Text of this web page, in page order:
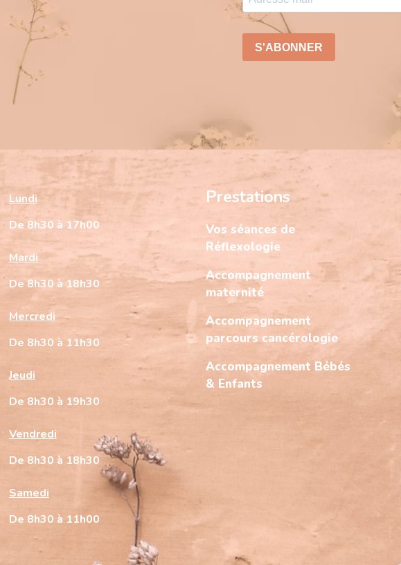
Lundi
De 8h30 à 17h00
Mardi
De 8h30 à 18h30
Mercredi
De 8h30 à 11h30
Jeudi
De 8h30 à 19h30
Vendredi
De 8h30 à 18h30
Samedi
De 8h30 à 11h00
Prestations
Vos séances de
Réflexologie
Accompagnement
maternité
Accompagnement
parcours cancérologie
Accompagnement Bébés
& Enfants